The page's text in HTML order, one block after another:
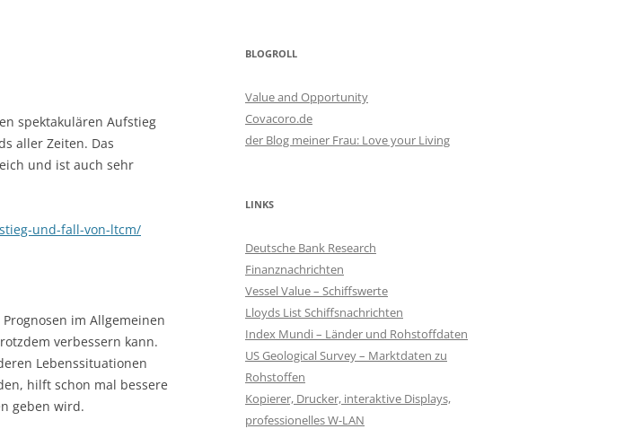
spektakulären Aufstieg
aller Zeiten. Das
und ist auch sehr
und-fall-von-ltcm/
im Allgemeinen
verbessern kann.
Lebenssituationen
hilft schon mal bessere
geben wird.
BLOGROLL
Value and Opportunity
Covacoro.de
der Blog meiner Frau: Love your Living
LINKS
Deutsche Bank Research
Finanznachrichten
Vessel Value – Schiffswerte
Lloyds List Schiffsnachrichten
Index Mundi – Länder und Rohstoffdaten
US Geological Survey – Marktdaten zu
Rohstoffen
Kopierer, Drucker, interaktive Displays,
professionelles W-LAN